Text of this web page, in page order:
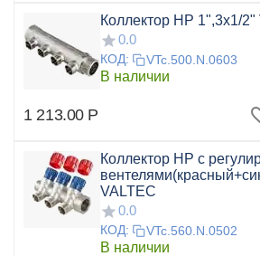
Коллектор НР 1",3x1/2"
0.0
КОД: VTc.500.N.0603
В наличии
1 213.00 Р
Коллектор НР с
VALTEC
0.0
КОД: VTc.560.N.0502
В наличии